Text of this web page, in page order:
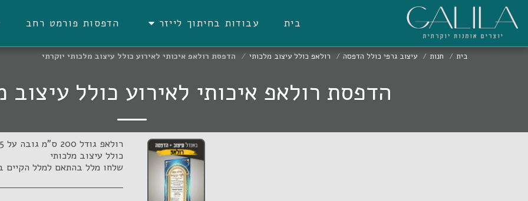
בית עבודות בחיתוך לייזר הדפסות פורמט רחב
בית חנות עיצוב גרפי כולל הדפסה רולאפ כולל עיצוב מלכותי הדפסת רולאפ איכותי לאירוע כולל עיצוב מלכותי יוקרתי
הדפסת רולאפ איכותי לאירוע כולל עיצוב
שלחו מלל בהתאם למלל הקיים